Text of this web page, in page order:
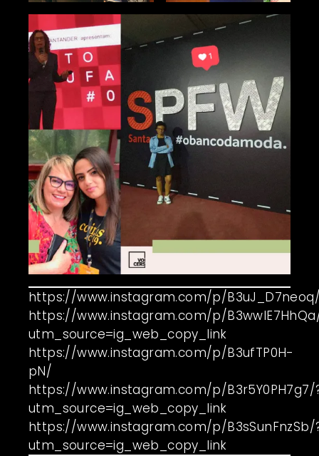
https://www.instagram.com/p/
https://www.instagram.com/p/
utm_source=ig_web_copy_link
https://www.instagram.com/p/B3ufTP0H-
pN/
https://www.instagram.com/p/B3r5Y0PH7g7/
utm_source=ig_web_copy_link
https://www.instagram.com/p/B3sSunFnzSb/
utm_source=ig_web_copy_link